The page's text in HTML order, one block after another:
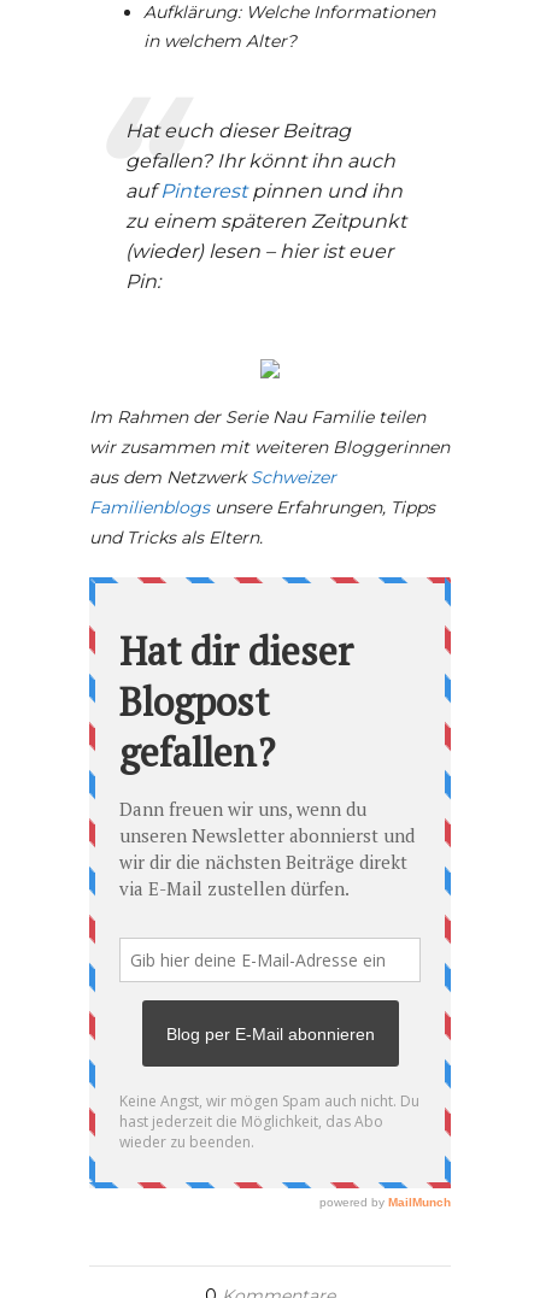
Aufklärung: Welche Informationen
in welchem Alter?
Hat euch dieser Beitrag
gefallen? Ihr könnt ihn auch
aufPinterestpinnen und ihn
zu einem späteren Zeitpunkt
(wieder) lesen – hier ist euer
Pin:
Im Rahmen der Serie Nau Familie teilen
wir zusammen mit weiteren Bloggerinnen
aus dem NetzwerkSchweizer
Familienblogsunsere Erfahrungen, Tipps
und Tricks als Eltern.